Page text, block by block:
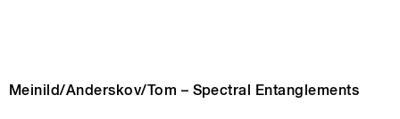
Meinild/Anderskov/Tom – Spectral Entanglements